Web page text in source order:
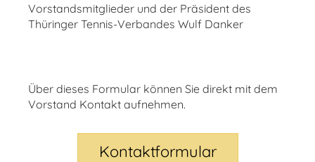
Vorstandsmitglieder und der Präsident des
Thüringer Tennis-Verbandes Wulf Danker
Über dieses Formular können Sie direkt mit dem
Vorstand Kontakt aufnehmen.
Kontaktformular